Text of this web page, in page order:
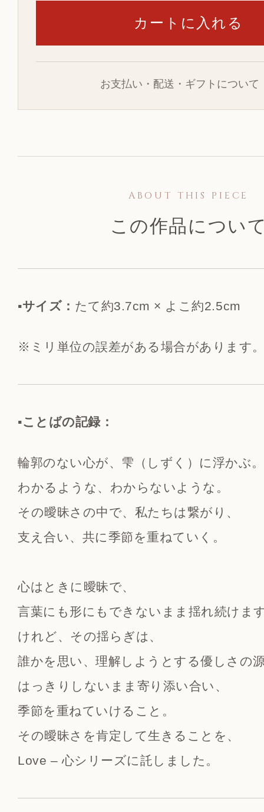
お支払い・配送・ギフトについて
ABOUT THIS PIECE
この作品につい
▪️サイズ： たて約3.7cm × よこ約2.5cm
※ミリ単位の誤差がある場合があります
▪️ことばの記録：
輪郭のない心が、雫（しずく）に浮かぶ。
わかるような、わからないような。
その曖昧さの中で、私たちは繋がり、
支え合い、共に季節を重ねていく。
心はときに曖昧で、
言葉にも形にもできないまま揺れ続けま
けれど、その揺らぎは、
誰かを思い、理解しようとする優しさの
はっきりしないまま寄り添い合い、
季節を重ねていけること。
その曖昧さを肯定して生きることを、
Love – 心シリーズに託しました。